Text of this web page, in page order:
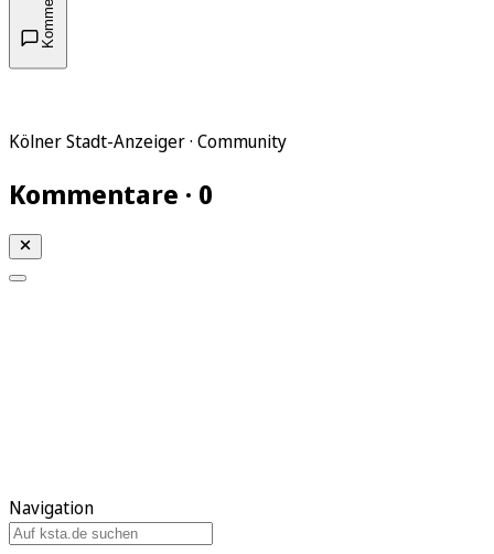
Kölner Stadt-Anzeiger · Community
Kommentare · 0
Navigation